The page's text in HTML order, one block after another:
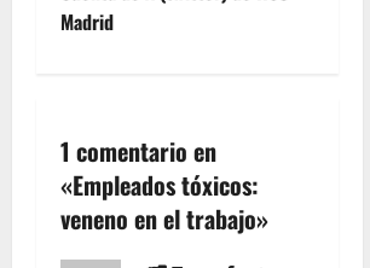
c
i
ó
Madrid
1 comentario en
«Empleados tóxicos:
veneno en el trabajo»